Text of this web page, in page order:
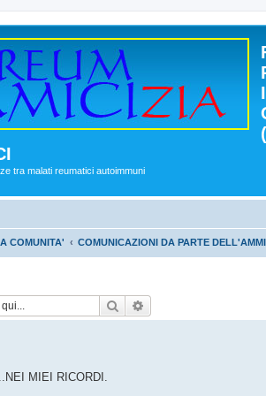
tra malati reumatici autoimmuni
COMUNITA' COMUNICAZIONI DA PARTE
Cerca
MIEI RICORDI.